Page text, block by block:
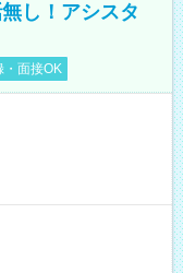
し！アシスタ
・面接OK